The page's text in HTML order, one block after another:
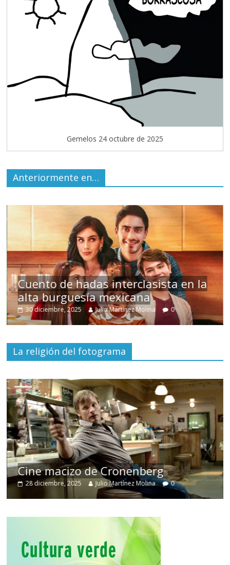
Gemelos 24 octubre de 2025
Anteriormente en…
Cuento de hadas interclasista en la
alta burguesía mexicana
30 diciembre, 2025 Julio Martínez Molina 0
La religión del fotograma
Cine macizo de Cronenberg
28 diciembre, 2025 Julio Martínez Molina 0